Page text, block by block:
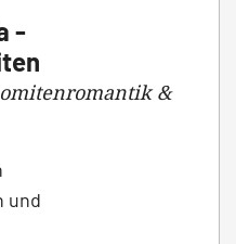
-
&
und